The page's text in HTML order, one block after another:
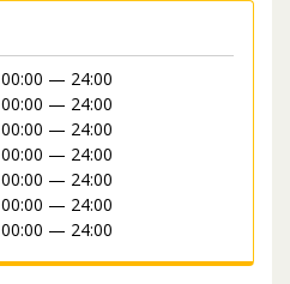
00:00 — 24:00
00:00 — 24:00
00:00 — 24:00
00:00 — 24:00
00:00 — 24:00
00:00 — 24:00
00:00 — 24:00